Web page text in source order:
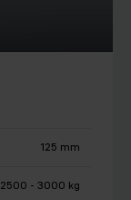
125 mm
2500 - 3000 kg